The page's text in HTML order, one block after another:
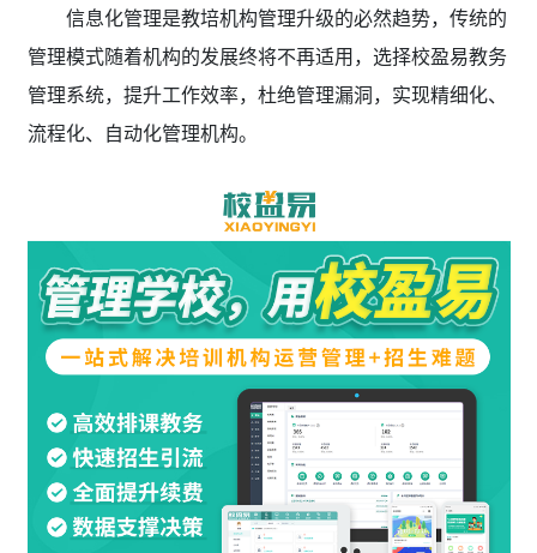
信息化管理是教培机构管理升级的必然趋势，传统的
管理模式随着机构的发展终将不再适用，选择校盈易教务
管理系统，提升工作效率，杜绝管理漏洞，实现精细化、
流程化、自动化管理机构。